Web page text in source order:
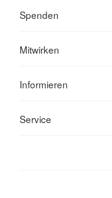
Spenden
Mitwirken
Informieren
Service